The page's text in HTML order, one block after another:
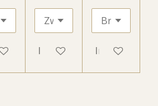
In winkelwagenIn